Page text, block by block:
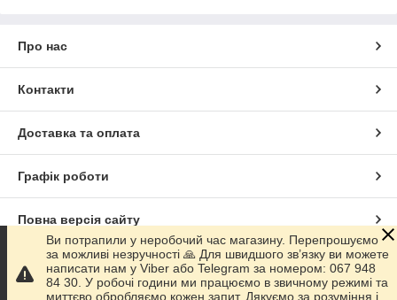
Про нас
Контакти
Доставка та оплата
Графік роботи
Повна версія сайту
Сайт створено на маркетплейсіProm.ua
Ви потрапили у неробочий час магазину. Перепрошуємо
за можливі незручності 🙏 Для швидшого зв’язку ви можете
написати нам у Viber або Telegram за номером: 067 948
84 30. У робочі години ми працюємо в звичному режимі та
миттєво обробляємо кожен запит. Дякуємо за розуміння і